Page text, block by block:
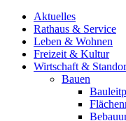
Aktuelles
Rathaus & Service
Leben & Wohnen
Freizeit & Kultur
Wirtschaft &
Bauen